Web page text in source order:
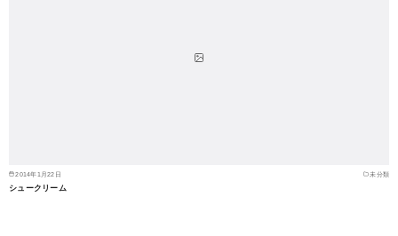
2014年1月22日 未分類
シュークリーム